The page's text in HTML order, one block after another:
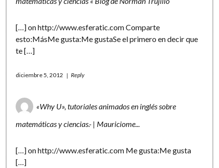
[…] onhttp://www.esferatic.comComparte
esto:MásMe gusta:Me gustaSe el primero en decir que
te […]
diciembre 5, 2012 Reply
«Why U», tutoriales animados en inglés sobre
matemáticas y ciencias.- | Mauriciome...
[…] onhttp://www.esferatic.com Me gusta:Me gusta
[…]